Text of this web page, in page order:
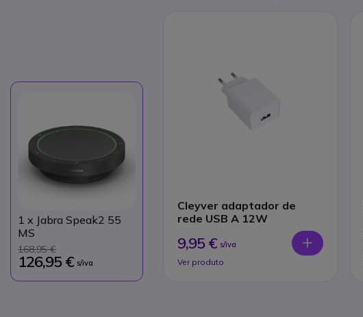
1 x Jabra Speak2 55
MS
168,95 €
126,95 € s/iva
Cleyver adaptador de
rede USB A 12W
9,95 € s/iva
Ver produto